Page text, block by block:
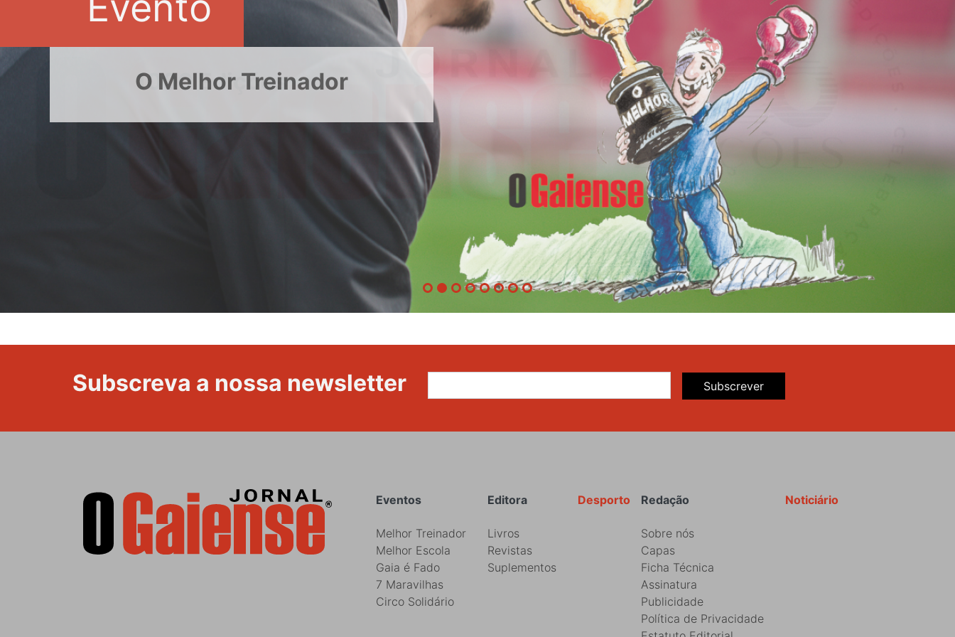
1000 Edições
Subscreva a nossa newsletter Subscrever
Rodapé Noticiário
Redação
Sobre nós
Capas
Ficha Técnica
Assinatura
Publicidade
Política de Privacidade
Desporto
Editora
Livros
Revistas
Suplementos
Eventos
Melhor Treinador
Melhor Escola
Gaia é Fado
7 Maravilhas
Circo Solidário